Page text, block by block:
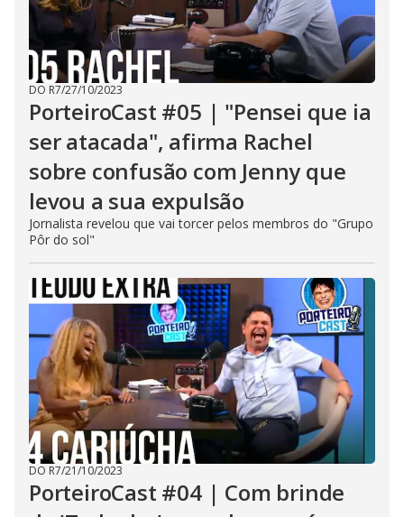
DO R7/27/10/2023
PorteiroCast #05 | "Pensei que ia
ser atacada", afirma Rachel
sobre confusão com Jenny que
levou a sua expulsão
Jornalista revelou que vai torcer pelos membros do "Grupo
Pôr do sol"
DO R7/21/10/2023
PorteiroCast #04 | Com brinde